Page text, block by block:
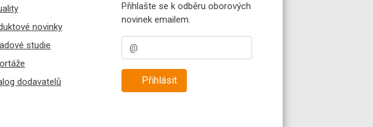
novinky
studie
dodavatelů
Přihlašte se k odběru oborových
novinek emailem.
Přihlásit